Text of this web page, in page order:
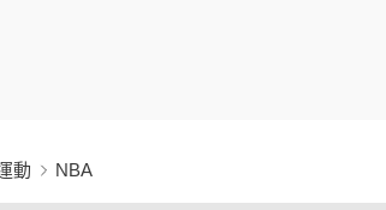
動 NBA